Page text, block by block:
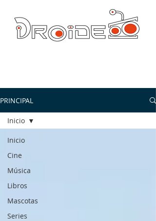
PRINCIPAL
Inicio
Cine
Música
Libros
Mascotas
Series
Inicio